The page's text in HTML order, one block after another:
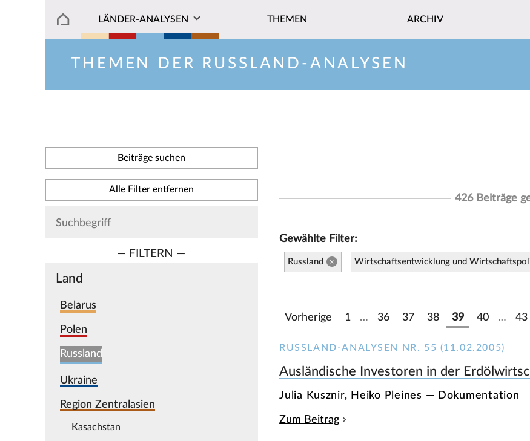
LÄNDER-ANALYSEN THEMEN ARCHIV
THEMEN DER RUSSLAND-ANALYSEN
Beiträge suchen
Alle Filter entfernen
— FILTERN —
Land
Belarus
Polen
Russland
Ukraine
Region Zentralasien
Kasachstan
426 Beiträge
Gewählte Filter:
Russland × Wirtschaftsentwicklung und
Vorherige 1 … 36 37 38 39 40 … 43
RUSSLAND-ANALYSEN NR. 55 (11.02.2005)
Ausländische Investoren in der
Julia Kusznir, Heiko Pleines — Dokumentation
Zum Beitrag